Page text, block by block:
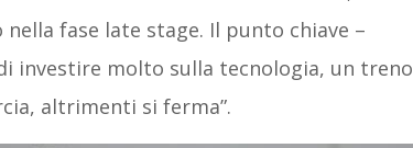
fase late stage. Il punto chiave –
investire molto sulla tecnologia, un treno
altrimenti si ferma”.